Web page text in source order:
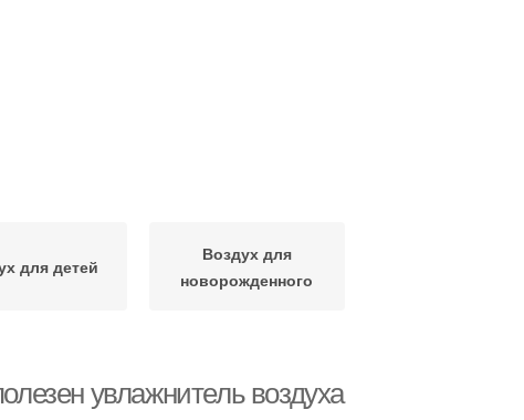
для детей
Воздух для
новорожденного
увлажнитель воздуха